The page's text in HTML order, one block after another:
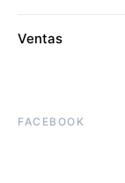
Ventas
FACEBOOK